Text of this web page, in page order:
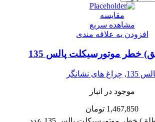
مقایسه
مشاهده سریع
افزودن به علاقه مندی
خطر موتورسیکلت پالس 135
135
, چراغ های نشانگر
موجود در انبار
1,467,850 تومان